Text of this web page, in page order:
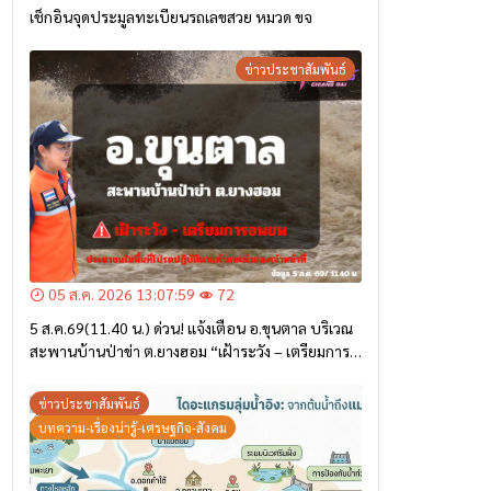
เช็กอินจุดประมูลทะเบียนรถเลขสวย หมวด ขจ
ข่าวประชาสัมพันธ์
05 ส.ค. 2026 13:07:59
72
5 ส.ค.69(11.40 น.) ด่วน! แจ้งเตือน อ.ขุนตาล บริเวณ
สะพานบ้านป่าข่า ต.ยางฮอม “เฝ้าระวัง – เตรียมการ
ข่าวประชาสัมพันธ์
บทความ-เรื่องน่ารู้-เศรษฐกิจ-สังคม